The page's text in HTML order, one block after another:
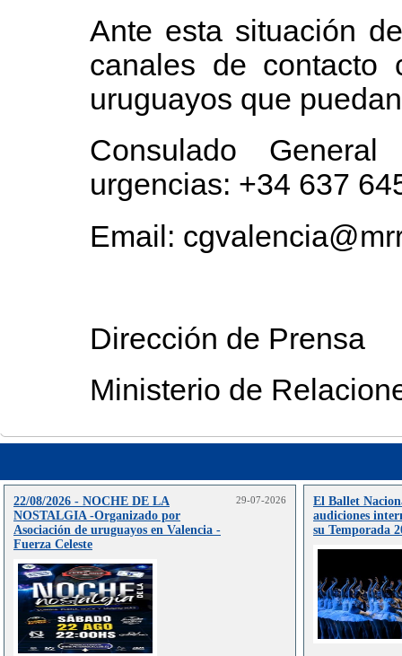
Ante esta situación
canales de contacto
uruguayos que
Consulado
urgencias: +34 637
Email:
Dirección de Prensa
Ministerio de
22/08/2026 - NOCHE DE LA
NOSTALGIA -Organizado por
Asociación de uruguayos en Valencia -
Fuerza Celeste
29-07-2026
El Ballet
audiciones
su Temporada